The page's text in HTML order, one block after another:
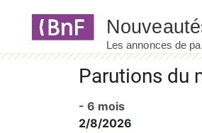
Parutions du
- 6 mois
2/8/2026